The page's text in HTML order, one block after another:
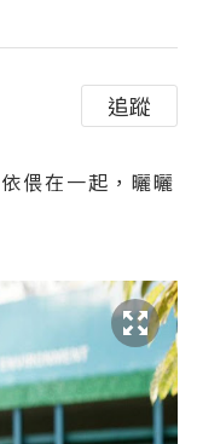
追蹤
依偎在一起， 曬曬